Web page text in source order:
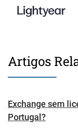
Artigos
Exchange sem
Portugal?